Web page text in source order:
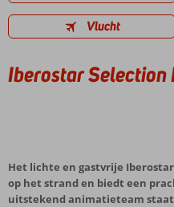
Vlucht
Iberostar Selection
Het lichte en gastvrije
op het strand en biedt een
uitstekend animatieteam